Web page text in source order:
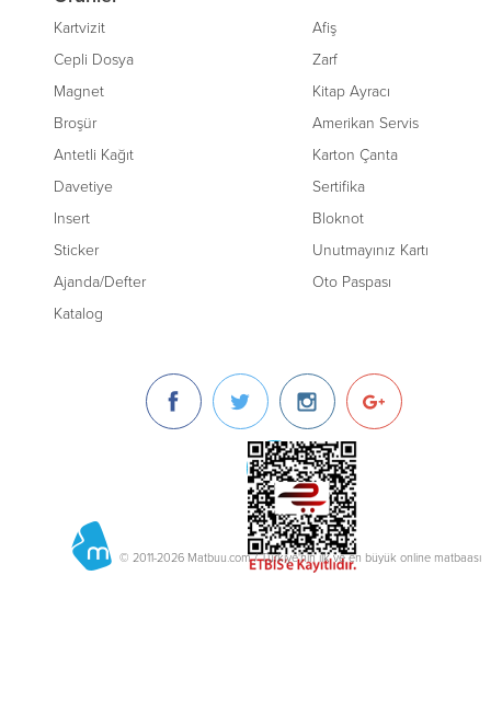
Kartvizit
Cepli Dosya
Magnet
Broşür
Antetli Kağıt
Davetiye
Insert
Sticker
Ajanda/Defter
Katalog
Afiş
Zarf
Kitap Ayracı
Amerikan Servis
Karton Çanta
Sertifika
Bloknot
Unutmayınız Kartı
Oto Paspası
© 2011-2026 Matbuu.com / Türkiye'nin ilk ve en büyük online matbaası